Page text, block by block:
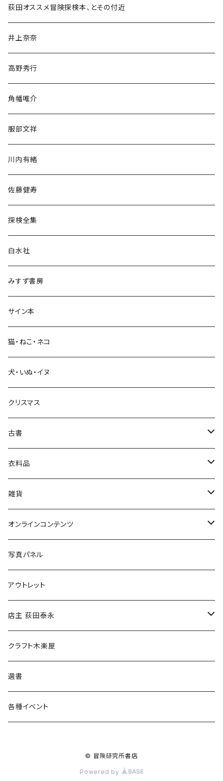
和書
文学・小説・物語
随筆・ノンフィクション・その他
民族・風習
言語・ことば
生活・暮らし
芸術・絵画・写真
絵本・児童書
娯楽・エンターテインメント
荻田オススメ冒険探検本、とその付近
井上奈奈
高野秀行
角幡唯介
服部文祥
川内有緒
佐藤健寿
探検全集
白水社
みすず書房
サイン本
猫・ねこ・ネコ
犬・いぬ・イヌ
クリスマス
古書
古書セット
美術
衣料品
POLEWARDS
Tシャツ
雑貨
バッグ
ブックカバー
マグカップ
傘
食料品
その他
オンラインコンテンツ
冒険クロストーク
写真パネル
アウトレット
店主 荻田泰永
書籍
ウェア
クラフト木楽屋
選書
各種イベント
© 冒険研究所書店
Powered by